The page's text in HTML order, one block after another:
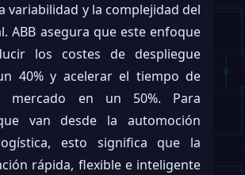
variabilidad y la complejidad del
ABB asegura que este enfoque
los costes de despliegue
40% y acelerar el tiempo de
mercado en un 50%. Para
van desde la automoción
esto significa que la
rápida, flexible e inteligente